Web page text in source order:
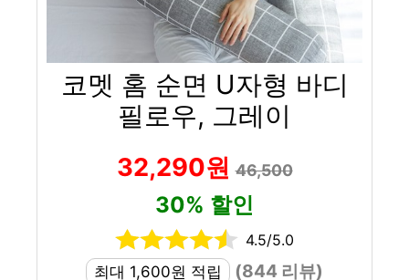
코멧 홈 순면 U자형 바디
필로우, 그레이
32,290원46,500
30% 할인
4.5/5.0
최대 1,600원 적립
(844 리뷰)